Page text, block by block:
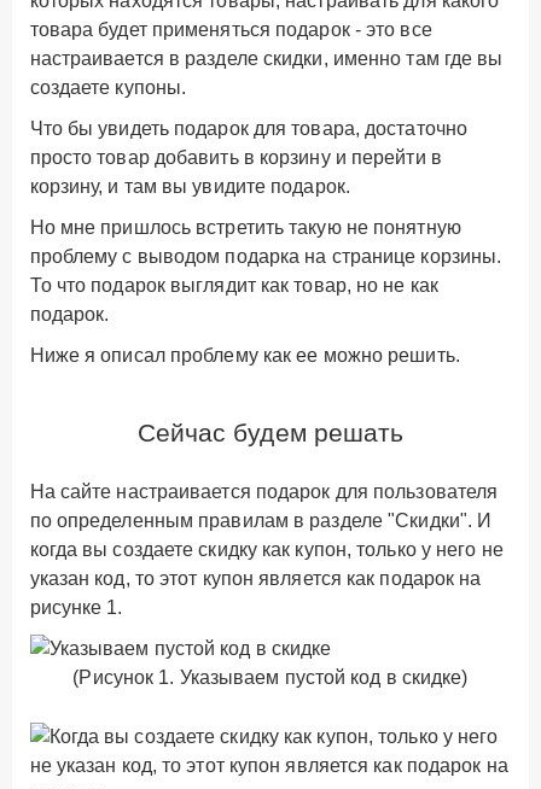
товара будет применяться подарок - это все
настраивается в разделе скидки, именно там где вы
создаете купоны.
Что бы увидеть подарок для товара, достаточно
просто товар добавить в корзину и перейти в
корзину, и там вы увидите подарок.
Но мне пришлось встретить такую не понятную
проблему с выводом подарка на странице корзины.
То что подарок выглядит как товар, но не как
подарок.
Ниже я описал проблему как ее можно решить.
Сейчас будем решать
На сайте настраивается подарок для пользователя
по определенным правилам в разделе "Скидки". И
когда вы создаете скидку как купон, только у него не
указан код, то этот купон является как подарок на
рисунке 1.
(Рисунок 1. Указываем пустой код в скидке)